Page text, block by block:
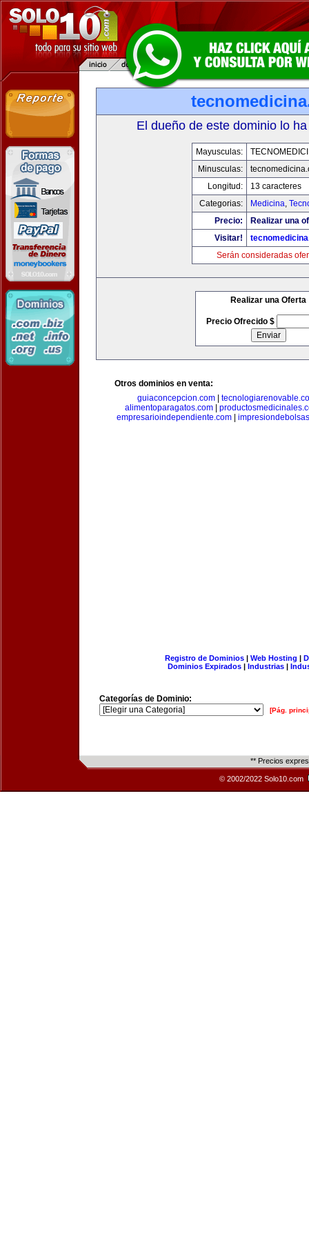
El dueño de este dominio lo
Mayusculas:
Minusculas:
Longitud:
13 caracteres
Categorias:
Medicina,
Precio:
Realizar una
Visitar!
Serán consideradas
Realizar una Oferta
Precio Ofrecido $
Otros dominios en venta:
guiaconcepcion.com|
alimentoparagatos.com
empresarioindependiente.com
Registro de Dominios| Web Hosting |
Dominios Expirados | Industrias |
Categorías de Dominio:
[Pág.
** Precios
© 2002/2022 Solo10.com